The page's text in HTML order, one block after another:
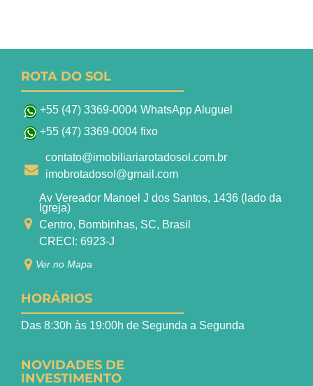
ROTA DO SOL
+55 (47) 3369-0004 WhatsApp Aluguel
+55 (47) 3369-0004 fixo
contato@imobiliariarotadosol.com.br
imobrotadosol@gmail.com
Av Vereador Manoel J dos Santos, 1436 (lado da
Igreja)
Centro, Bombinhas, SC, Brasil
CRECI: 6923-J
Ver no Mapa
HORÁRIOS
Das 8:30h às 19:00h de Segunda a Segunda
NOVIDADES DE
INVESTIMENTO